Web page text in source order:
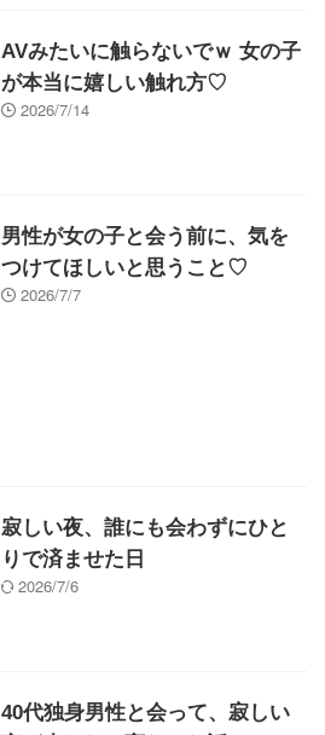
AVみたいに触らないでｗ 女の子
が本当に嬉しい触れ方♡
2026/7/14
男性が女の子と会う前に、気を
つけてほしいと思うこと♡
2026/7/7
寂しい夜、誰にも会わずにひと
りで済ませた日
2026/7/6
40代独身男性と会って、寂しい